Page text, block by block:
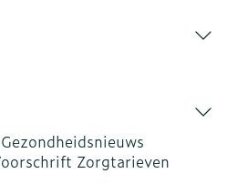
Gezondheidsnieuws
Zorgtarieven